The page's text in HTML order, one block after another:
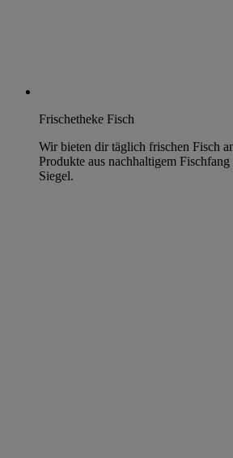
Frischetheke Fisch
Wir bieten dir täglich frischen Fisch
Produkte aus nachhaltigem
Siegel.